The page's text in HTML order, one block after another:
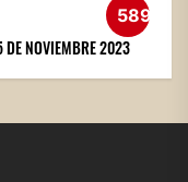
589
DE NOVIEMBRE 2023